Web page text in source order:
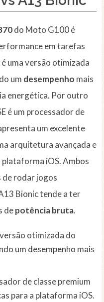
do Moto G100 é
em tarefas
uma versão otimizada
um desempenho mais
energética. Por outro
é um processador de
um excelente
arquitetura avançada e
iOS. Ambos
de rodar jogos
Bionic tende a ter
depotência bruta.
otimizada do
um desempenho mais
de classe premium
para a plataforma iOS.